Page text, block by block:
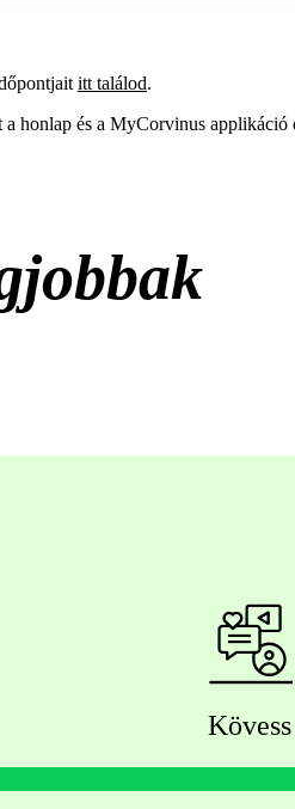
itt találod.
honlap és a MyCorvinus applikáció